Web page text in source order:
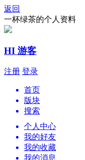
返回
一杯绿茶的个人资料
HI 游客
注册 登录
首页
版块
搜索
个人中心
我的好友
我的收藏
我的消息